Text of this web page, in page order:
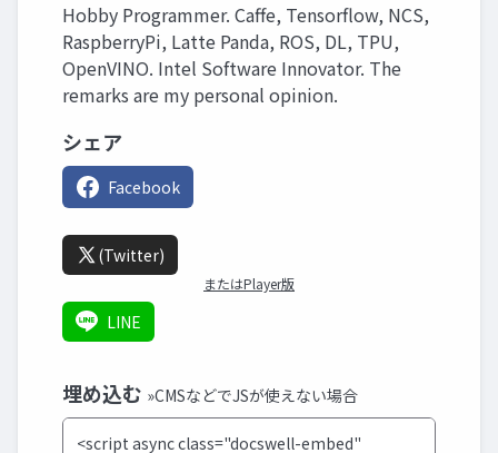
Hobby Programmer. Caffe, Tensorflow, NCS,
RaspberryPi, Latte Panda, ROS, DL, TPU,
OpenVINO. Intel Software Innovator. The
remarks are my personal opinion.
シェア
Facebook
(Twitter)
またはPlayer版
LINE
埋め込む »CMSなどでJSが使えない場合